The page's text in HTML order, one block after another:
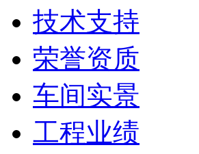
技术支持
荣誉资质
车间实景
工程业绩